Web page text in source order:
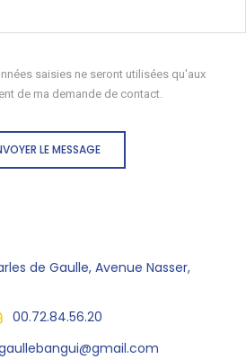
saisies ne seront utilisées qu'aux
de ma demande de contact.
LE MESSAGE
de Gaulle, Avenue Nasser,
00.72.84.56.20